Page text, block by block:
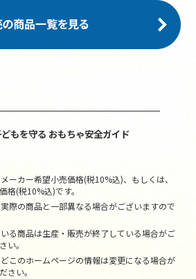
もを守る おもちゃ安全ガイド
ーカー希望小売価格(税10%込)、もしくは、
格(税10%込)です。
際の商品と一部異なる場合がございますので
る商品は生産・販売が終了している場合がご
い。
このホームページの情報は変更になる場合が
さい。